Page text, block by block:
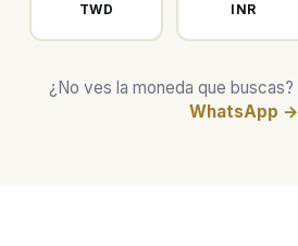
TWD INR
¿No ves la moneda que buscas?
WhatsApp →